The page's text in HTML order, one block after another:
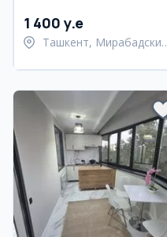
1 400 y.e
Ташкент, Мирабадский